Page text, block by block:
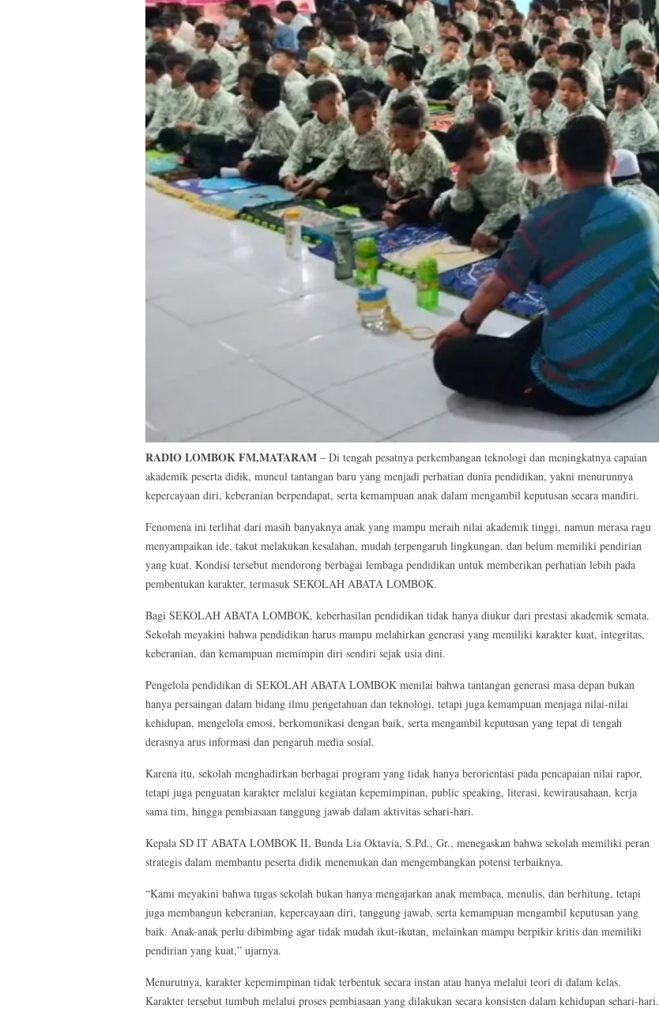
RADIO LOMBOK FM,MATARAM – Di tengah pesatnya perkembangan teknologi dan meningkatnya capaian
akademik peserta didik, muncul tantangan baru yang menjadi perhatian dunia pendidikan, yakni menurunnya
kepercayaan diri, keberanian berpendapat, serta kemampuan anak dalam mengambil keputusan secara mandiri.
Fenomena ini terlihat dari masih banyaknya anak yang mampu meraih nilai akademik tinggi, namun merasa ragu
menyampaikan ide, takut melakukan kesalahan, mudah terpengaruh lingkungan, dan belum memiliki pendirian
yang kuat. Kondisi tersebut mendorong berbagai lembaga pendidikan untuk memberikan perhatian lebih pada
pembentukan karakter, termasuk SEKOLAH ABATA LOMBOK.
Bagi SEKOLAH ABATA LOMBOK, keberhasilan pendidikan tidak hanya diukur dari prestasi akademik semata.
Sekolah meyakini bahwa pendidikan harus mampu melahirkan generasi yang memiliki karakter kuat, integritas,
keberanian, dan kemampuan memimpin diri sendiri sejak usia dini.
Pengelola pendidikan di SEKOLAH ABATA LOMBOK menilai bahwa tantangan generasi masa depan bukan
hanya persaingan dalam bidang ilmu pengetahuan dan teknologi, tetapi juga kemampuan menjaga nilai-nilai
kehidupan, mengelola emosi, berkomunikasi dengan baik, serta mengambil keputusan yang tepat di tengah
derasnya arus informasi dan pengaruh media sosial.
Karena itu, sekolah menghadirkan berbagai program yang tidak hanya berorientasi pada pencapaian nilai rapor,
tetapi juga penguatan karakter melalui kegiatan kepemimpinan, public speaking, literasi, kewirausahaan, kerja
sama tim, hingga pembiasaan tanggung jawab dalam aktivitas sehari-hari.
Kepala SD IT ABATA LOMBOK II, Bunda Lia Oktavia, S.Pd., Gr., menegaskan bahwa sekolah memiliki peran
strategis dalam membantu peserta didik menemukan dan mengembangkan potensi terbaiknya.
“Kami meyakini bahwa tugas sekolah bukan hanya mengajarkan anak membaca, menulis, dan berhitung, tetapi
juga membangun keberanian, kepercayaan diri, tanggung jawab, serta kemampuan mengambil keputusan yang
baik. Anak-anak perlu dibimbing agar tidak mudah ikut-ikutan, melainkan mampu berpikir kritis dan memiliki
pendirian yang kuat,” ujarnya.
Menurutnya, karakter kepemimpinan tidak terbentuk secara instan atau hanya melalui teori di dalam kelas.
Karakter tersebut tumbuh melalui proses pembiasaan yang dilakukan secara konsisten dalam kehidupan sehari-hari.